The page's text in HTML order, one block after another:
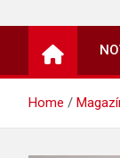
Home